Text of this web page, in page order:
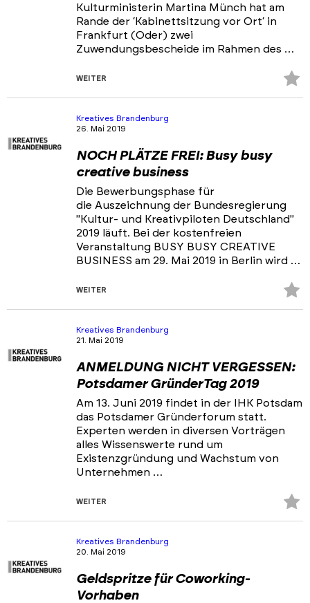
Kulturministerin Martina Münch hat am
Rande der ‘Kabinettsitzung vor Ort‘ in
Frankfurt (Oder) zwei
Zuwendungsbescheide im Rahmen des …
WEITER
Kreatives Brandenburg
26. Mai 2019
NOCH PLÄTZE FREI: Busy busy
creative business
Die Bewerbungsphase für
die Auszeichnung der Bundesregierung
"Kultur- und Kreativpiloten Deutschland"
2019 läuft. Bei der kostenfreien
Veranstaltung BUSY BUSY CREATIVE
BUSINESS am 29. Mai 2019 in Berlin wird …
WEITER
Kreatives Brandenburg
21. Mai 2019
ANMELDUNG NICHT VERGESSEN:
Potsdamer GründerTag 2019
Am 13. Juni 2019 findet in der IHK Potsdam
das Potsdamer Gründerforum statt.
Experten werden in diversen Vorträgen
alles Wissenswerte rund um
Existenzgründung und Wachstum von
Unternehmen …
WEITER
Kreatives Brandenburg
20. Mai 2019
Geldspritze für Coworking-
Vorhaben